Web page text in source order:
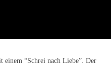
einem “Schrei nach Liebe”. Der